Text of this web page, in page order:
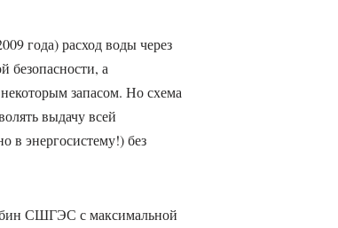
года) расход воды через
безопасности, а
запасом. Но схема
выдачу всей
в энергосистему!) без
СШГЭС с максимальной